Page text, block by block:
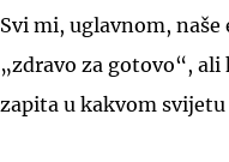
Svi mi, uglavnom,
„zdravo za gotovo“, ali
zapita u kakvom